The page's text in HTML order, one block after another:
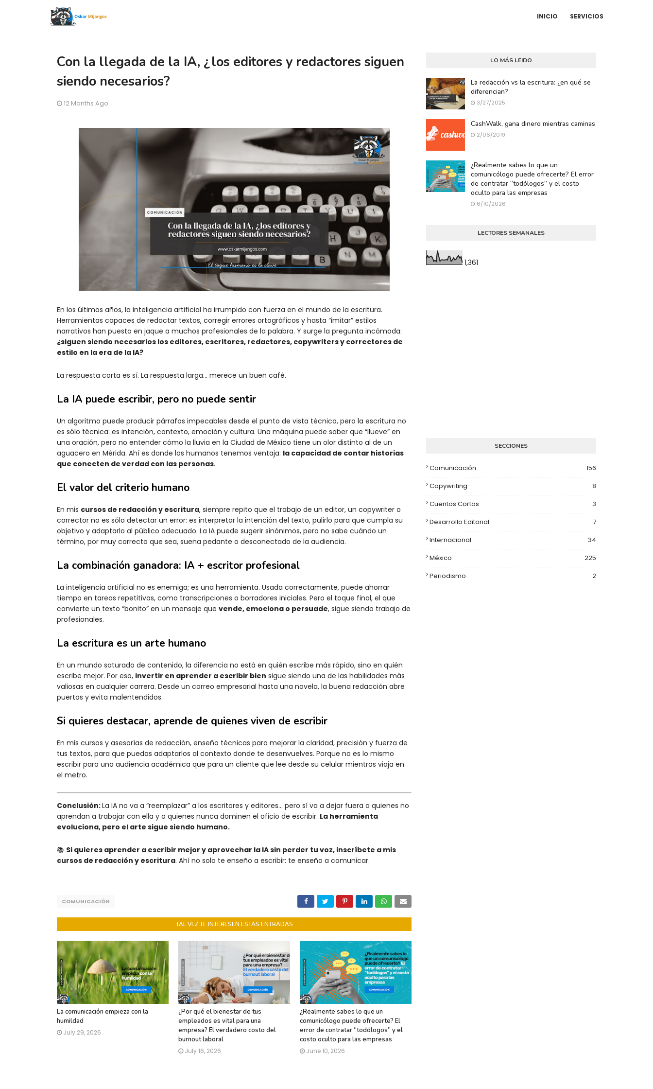
INICIO SERVICIOS
Con la llegada de la IA, ¿los editores y redactores siguen
siendo necesarios?
12 Months Ago
En los últimos años, la inteligencia artificial ha irrumpido con fuerza en el mundo de la escritura.
Herramientas capaces de redactar textos, corregir errores ortográficos y hasta “imitar” estilos
narrativos han puesto en jaque a muchos profesionales de la palabra. Y surge la pregunta incómoda:
¿siguen siendo necesarios los editores, escritores, redactores, copywriters y correctores de
estilo en la era de la IA?
La respuesta corta es sí. La respuesta larga… merece un buen café.
La IA puede escribir, pero no puede sentir
Un algoritmo puede producir párrafos impecables desde el punto de vista técnico, pero la escritura no
es sólo técnica: es intención, contexto, emoción y cultura. Una máquina puede saber que “llueve” en
una oración, pero no entender cómo la lluvia en la Ciudad de México tiene un olor distinto al de un
aguacero en Mérida. Ahí es donde los humanos tenemos ventaja: la capacidad de contar historias
que conecten de verdad con las personas.
El valor del criterio humano
En mis cursos de redacción y escritura, siempre repito que el trabajo de un editor, un copywriter o
corrector no es sólo detectar un error: es interpretar la intención del texto, pulirlo para que cumpla su
objetivo y adaptarlo al público adecuado. La IA puede sugerir sinónimos, pero no sabe cuándo un
término, por muy correcto que sea, suena pedante o desconectado de la audiencia.
La combinación ganadora: IA + escritor profesional
La inteligencia artificial no es enemiga; es una herramienta. Usada correctamente, puede ahorrar
tiempo en tareas repetitivas, como transcripciones o borradores iniciales. Pero el toque final, el que
convierte un texto “bonito” en un mensaje que vende, emociona o persuade, sigue siendo trabajo de
profesionales.
La escritura es un arte humano
En un mundo saturado de contenido, la diferencia no está en quién escribe más rápido, sino en quién
escribe mejor. Por eso, invertir en aprender a escribir bien sigue siendo una de las habilidades más
valiosas en cualquier carrera. Desde un correo empresarial hasta una novela, la buena redacción abre
puertas y evita malentendidos.
Si quieres destacar, aprende de quienes viven de escribir
En mis cursos y asesorías de redacción, enseño técnicas para mejorar la claridad, precisión y fuerza de
tus textos, para que puedas adaptarlos al contexto donde te desenvuelves. Porque no es lo mismo
escribir para una audiencia académica que para un cliente que lee desde su celular mientras viaja en
el metro.
Conclusión:La IA no va a “reemplazar” a los escritores y editores… pero sí va a dejar fuera a quienes no
aprendan a trabajar con ella y a quienes nunca dominen el oficio de escribir. La herramienta
evoluciona, pero el arte sigue siendo humano.
📚 Si quieres aprender a escribir mejor y aprovechar la IA sin perder tu voz, inscríbete a mis
cursos de redacción y escritura. Ahí no solo te enseño a escribir: te enseño a comunicar.
COMUNICACIÓN
TAL VEZ TE INTERESEN ESTAS ENTRADAS
La comunicación empieza con la
humildad
July 29, 2026
¿Por qué el bienestar de tus
empleados es vital para una
empresa? El verdadero costo del
burnout laboral
July 16, 2026
¿Realmente sabes lo que un
comunicólogo puede ofrecerte? El
error de contratar “todólogos” y el
costo oculto para las empresas
June 10, 2026
LO MÁS LEIDO
La redacción vs la escritura: ¿en qué se
diferencian?
3/27/2025
CashWalk, gana dinero mientras caminas
2/06/2019
¿Realmente sabes lo que un
comunicólogo puede ofrecerte? El error
de contratar “todólogos” y el costo
oculto para las empresas
6/10/2026
LECTORES SEMANALES
1,361
SECCIONES
Comunicación
156
Copywriting
8
Cuentos Cortos
3
Desarrollo Editorial
7
Internacional
34
México
225
Periodismo
2